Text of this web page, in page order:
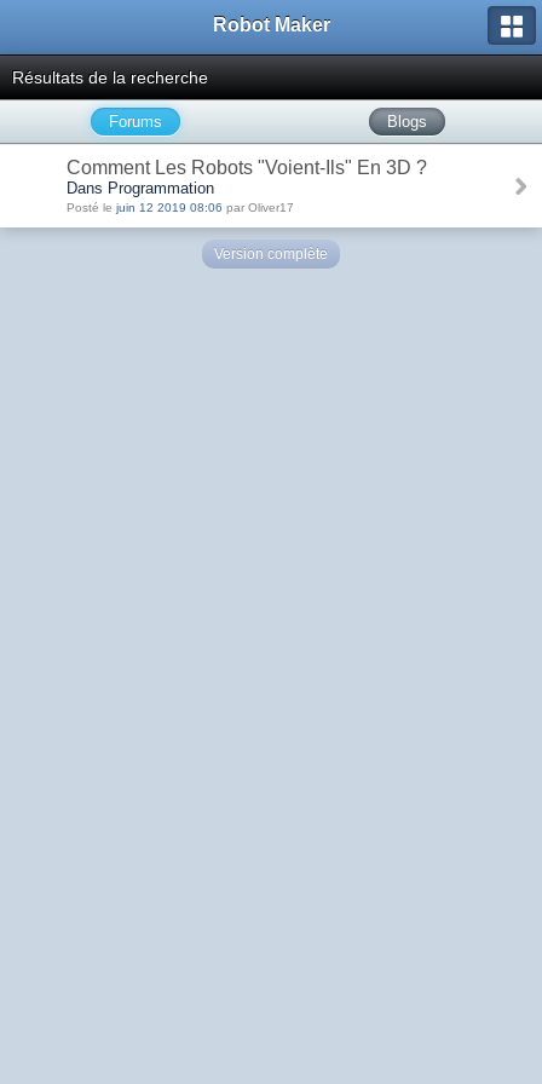
Robot Maker
Résultats de la recherche
Forums Blogs
Comment Les Robots "Voient-Ils" En 3D ?
Dans Programmation
Posté le juin 12 2019 08:06 par Oliver17
Version complète